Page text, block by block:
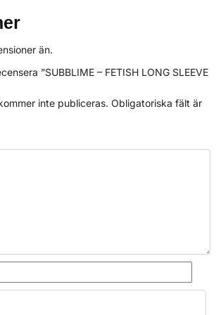
än.
”SUBBLIME – FETISH LONG SLEEVE
inte publiceras. Obligatoriska fält är